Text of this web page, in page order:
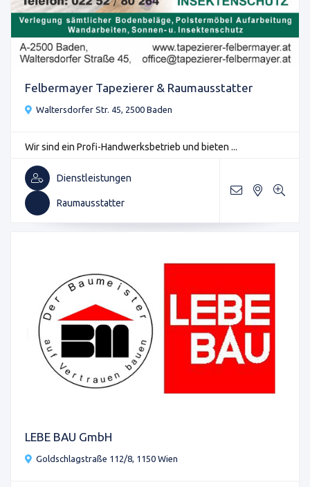
Felbermayer Tapezierer & Raumausstatter
Waltersdorfer Str. 45, 2500 Baden
Wir sind ein Profi-Handwerksbetrieb und bieten ...
Dienstleistungen
Raumausstatter
LEBE BAU GmbH
Goldschlagstraße 112/8, 1150 Wien